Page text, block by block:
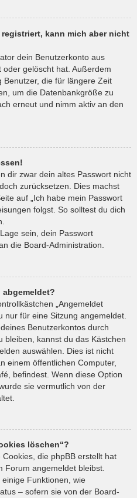
kann mich aber nicht
dein Benutzerkonto aus
gelöscht hat. Außerdem
Benutzer, die für längere Zeit
um die Datenbankgröße zu
erneut und nimm aktiv an den
dir zwar dein altes Passwort nicht
zurücksetzen. Dies machst
auf „Ich habe mein Passwort
folgst. So solltest du dich
sein, dein Passwort
die Board-Administration.
abgemeldet?
„Angemeldet
nur für eine Sitzung angemeldet.
Benutzerkontos durch
bleiben, kannst du das Kästchen
auswählen. Dies ist nicht
einem öffentlichen Computer,
befindest. Wenn diese Option
sie vermutlich von der
löschen“?
Cookies, die phpBB erstellt hat
Forum angemeldet bleibst.
Funktionen, wie
– sofern sie von der Board-